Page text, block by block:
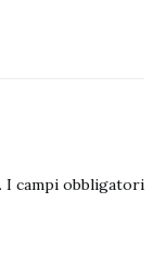
I campi obbligatori